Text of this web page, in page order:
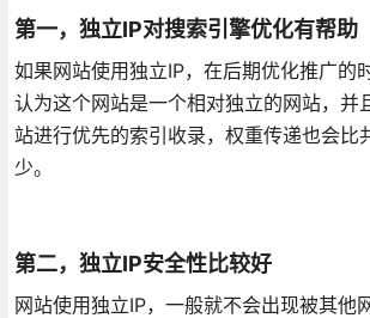
第一，独立IP对搜索引擎优化有帮助
如果网站使用独立IP，在后期优化推广的
认为这个网站是一个相对独立的网站，并
站进行优先的索引收录，权重传递也会比
少。
第二，独立IP安全性比较好
网站使用独立IP，一般就不会出现被其他